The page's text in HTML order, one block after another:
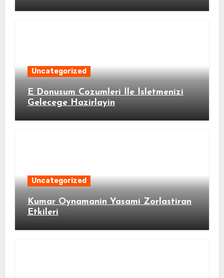
Uncategorized
E Donusum Cozumleri İle İsletmenizi
Gelecege Hazirlayin
Uncategorized
Kumar Oynamanin Yasami Zorlastiran
Etkileri